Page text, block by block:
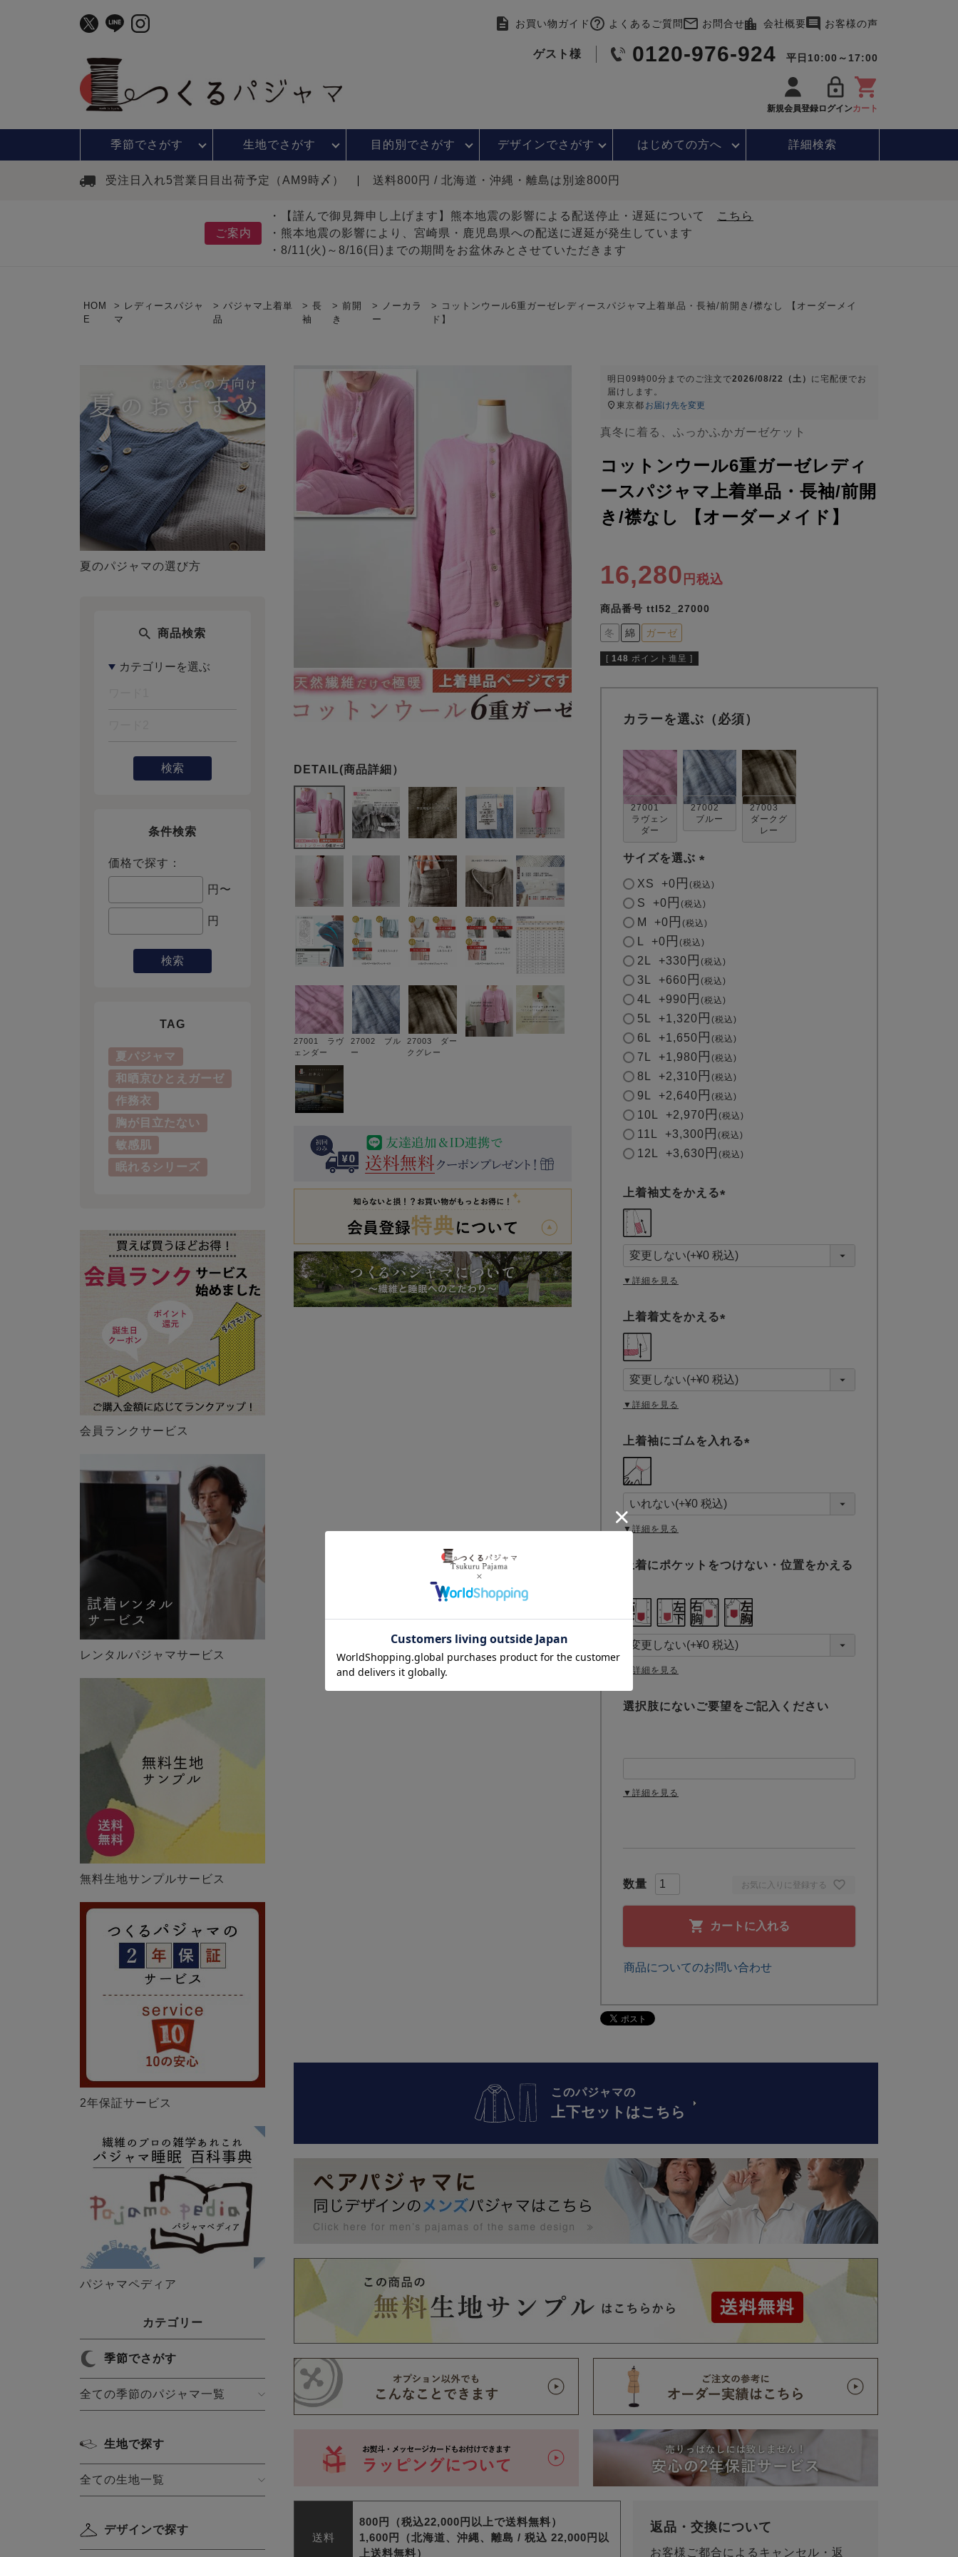
お買い物ガイド よくあるご質問 お問合せ 会社概要 お客様の声
ゲスト様 0120-976-924 平日10:00～17:00
新規会員登録ログインカート
季節でさがす 生地でさがす 目的別でさがす デザインでさがす はじめての方へ 詳細検索
受注日入れ5営業日目出荷予定（AM9時〆） 送料800円 / 北海道・沖縄・離島は別途800円
ご案内
・【謹んで御見舞申し上げます】熊本地震の影響による配送停止・遅延について
こちら
・熊本地震の影響により、宮崎県・鹿児島県への配送に遅延が発生しています
・8/11(火)～8/16(日)までの期間をお盆休みとさせていただきます
HOM
E
レディースパジャ
マ
パジャマ上着単
品
長
袖
前開
き
ノーカラ
ー
コットンウール6重ガーゼレディースパジャマ上着単品・長袖/前開き/襟なし 【オーダーメイ
ド】
夏のパジャマの選び方
商品検索
検索
条件検索
価格で探す：
円〜
円
検索
TAG
夏パジャマ
和晒京ひとえガーゼ
作務衣
胸が目立たない
敏感肌
眠れるシリーズ
会員ランクサービス
レンタルパジャマサービス
無料生地サンプルサービス
2年保証サービス
パジャマペディア
カテゴリー
季節でさがす
全ての季節のパジャマ一覧
生地で探す
全ての生地一覧
デザインで探す
27001 ラヴ
ェンダー
27002 ブル
ー
27003 ダー
クグレー
明日 09時00分 までのご注文で2026/08/22（土） に宅配便 でお
届けします。
東京都 お届け先を変更
真冬に着る、ふっかふかガーゼケット
コットンウール6重ガーゼレディ
ースパジャマ上着単品・長袖/前開
き/襟なし 【オーダーメイド】
16,280 税込
商品番号 ttl52_27000
冬 綿 ガーゼ
[ 148 ポイント進呈 ]
カラーを選ぶ（必須）
27001
ラヴェン
ダー
27002
ブルー
27003
ダークグ
レー
お気に入りに登録する
カートに入れる
サイズを選ぶ
(
)
XS +0 税込
S +0 税込
M +0 税込
+0 税込
2L +330 税込
3L +660 税込
4L +990 税込
5L +1,320 税込
6L +1,650 税込
7L +1,980 税込
8L +2,310 税込
9L +2,640 税込
10L +2,970 税込
11L +3,300 税込
12L +3,630 税込
上着袖丈をかえる
須
)
▼詳細を見る
上着着丈をかえる
須
)
▼詳細を見る
上着袖にゴムを入れる
須
)
▼詳細を見る
上着にポケットをつけない・位置をかえる
必
須
▼詳細を見る
選択肢にないご要望をご記入ください
▼詳細を見る
商品についてのお問い合わせ
このパジャマの
上下セットはこちら
送料
800円（税込22,000円以上で送料無料）
1,600円（北海道、沖縄、離島 /税込 22,000円以
上送料無料）
返品・交換について
お客様ご都合によるキャンセル・返